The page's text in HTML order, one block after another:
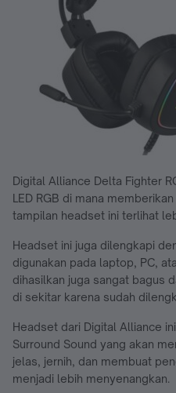
Digital Alliance Delta Fighter
LED RGB di mana
tampilan headset ini terlihat
Headset ini juga dilengkapi
digunakan pada laptop, PC,
dihasilkan juga sangat bagus
di sekitar karena sudah
Headset dari Digital Alliance
Surround Sound yang akan
jelas, jernih, dan membuat
menjadi lebih menyenangkan.